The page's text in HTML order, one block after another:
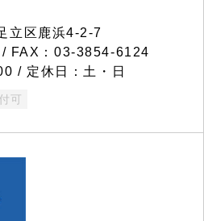
立区鹿浜4-2-7
FAX：03-3854-6124
/ 定休日：土・日
可